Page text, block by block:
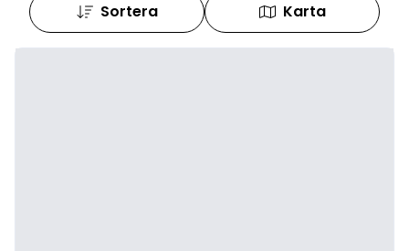
Sortera
Karta